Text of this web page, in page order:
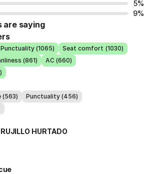
5%
9%
are saying
Punctuality (1065)
Seat comfort (1030)
(861)
AC (660)
(563)
Punctuality (456)
HURTADO